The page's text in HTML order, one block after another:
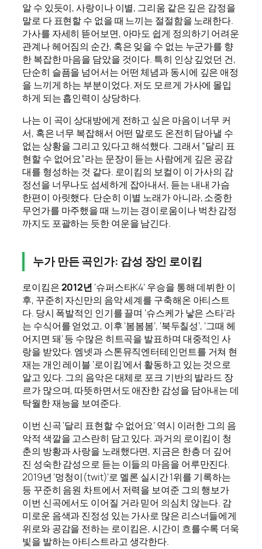
알 수 있듯이, 사랑이나 이별, 그리움 같은 깊은 감정을
말로 다 표현할 수 없을 때 느끼는 절절함을 노래한다.
가사를 자세히 뜯어보면, 아마도 쉽게 정의하기 어려운
관계나 헤어짐의 순간, 혹은 잊을 수 없는 누군가를 향
한 복잡한 마음을 담았을 것이다. 특히 인상 깊었던 건,
단순히 슬픔을 넘어서는 어떤 체념과 동시에 깊은 애정
을 느끼게 하는 부분이었다. 저도 모르게 가사에 몰입
하게 되는 흡인력이 상당하다.
나는 이 곡이 상대방에게 전하고 싶은 마음이 너무 커
서, 혹은 너무 복잡해서 어떤 말로도 온전히 담아낼 수
없는 상황을 그리고 있다고 해석했다. 그래서 “달리 표
현할 수 없어요”라는 문장이 듣는 사람에게 깊은 공감
대를 형성하는 것 같다. 로이킴의 보컬이 이 가사의 감
정선을 너무나도 섬세하게 잡아내서, 듣는 내내 가슴
한편이 아릿했다. 단순히 이별 노래가 아니라, 소중한
무언가를 마주했을 때 느끼는 경이로움이나 벅찬 감정
까지도 포괄하는 듯한 여운을 남긴다.
누가 만든 곡인가: 감성 장인 로이킴
로이킴은2012년 ‘슈퍼스타K4’ 우승을 통해 데뷔한 이
후, 꾸준히 자신만의 음악 세계를 구축해온 아티스트
다. 당시 폭발적인 인기를 끌며 ‘슈스케가 낳은 스타’라
는 수식어를 얻었고, 이후 ‘봄봄봄’, ‘북두칠성’, ‘그때 헤
어지면 돼’ 등 수많은 히트곡을 발표하며 대중적인 사
랑을 받았다. 엠넷과 스톤뮤직엔터테인먼트를 거쳐 현
재는 개인 레이블 ‘로이킴’에서 활동하고 있는 것으로
알고 있다. 그의 음악은 대체로 포크 기반의 발라드 장
르가 많으며, 따뜻하면서도 애잔한 감성을 담아내는 데
탁월한 재능을 보여준다.
이번 신곡 ‘달리 표현할 수 없어요’ 역시 이러한 그의 음
악적 색깔을 고스란히 담고 있다. 과거의 로이킴이 청
춘의 방황과 사랑을 노래했다면, 지금은 한층 더 깊어
진 성숙한 감성으로 듣는 이들의 마음을 어루만진다.
2019년 ‘멍청이(twit)’로 멜론 실시간 1위를 기록하는
등 꾸준히 음원 차트에서 저력을 보여준 그의 행보가
이번 신곡에서도 이어질 거라 믿어 의심치 않는다. 감
미로운 음색과 진정성 있는 가사로 많은 리스너들에게
위로와 공감을 전하는 로이킴은, 시간이 흐를수록 더욱
빛을 발하는 아티스트라고 생각한다.